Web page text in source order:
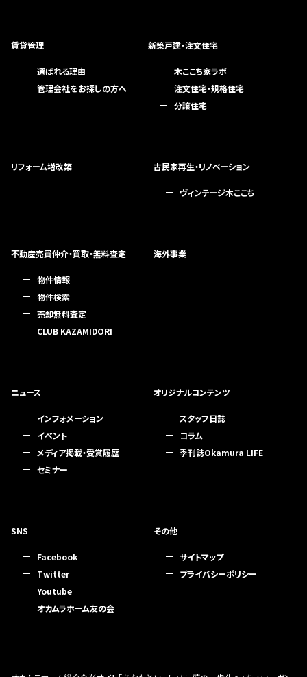
賃貸管理
選ばれる理由
管理会社をお探しの方へ
新築戸建・注文住宅
木ここち家ラボ
注文住宅・規格住宅
分譲住宅
リフォーム増改築 古民家再生・リノベーション
ヴィンテージ木ここち
不動産売買仲介・買取・無料査定
物件情報
物件検索
売却無料査定
CLUB KAZAMIDORI
海外事業
ニュース
インフォメーション
イベント
メディア掲載・受賞履歴
セミナー
オリジナルコンテンツ
スタッフ日誌
コラム
季刊誌Okamura LIFE
SNS
Facebook
Twitter
Youtube
オカムラホーム友の会
その他
サイトマップ
プライバシーポリシー